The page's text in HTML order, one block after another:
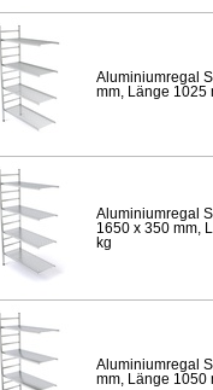
Aluminiumregal
mm, Länge 1025
Aluminiumregal
1650 x 350 mm,
kg
Aluminiumregal
mm, Länge 1050